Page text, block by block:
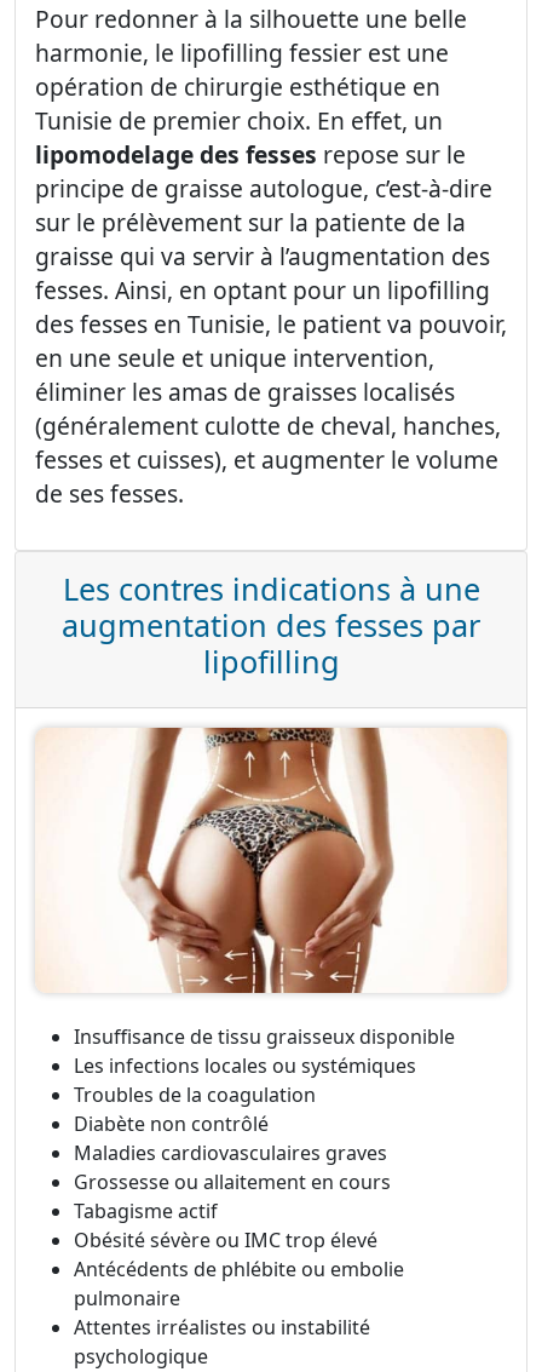
Pour redonner à la silhouette une belle
harmonie, le lipofilling fessier est une
opération de chirurgie esthétique en
Tunisie de premier choix. En effet, un
lipomodelage des fesses repose sur le
principe de graisse autologue, c’est-à-dire
sur le prélèvement sur la patiente de la
graisse qui va servir à l’augmentation des
fesses. Ainsi, en optant pour un lipofilling
des fesses en Tunisie, le patient va pouvoir,
en une seule et unique intervention,
éliminer les amas de graisses localisés
(généralement culotte de cheval, hanches,
fesses et cuisses), et augmenter le volume
de ses fesses.
Les contres indications à une
augmentation des fesses par
lipofilling
Insuffisance de tissu graisseux disponible
Les infections locales ou systémiques
Troubles de la coagulation
Diabète non contrôlé
Maladies cardiovasculaires graves
Grossesse ou allaitement en cours
Tabagisme actif
Obésité sévère ou IMC trop élevé
Antécédents de phlébite ou embolie
pulmonaire
Attentes irréalistes ou instabilité
psychologique